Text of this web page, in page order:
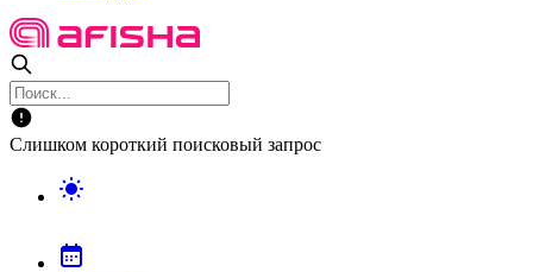
Слишком короткий поисковый запрос